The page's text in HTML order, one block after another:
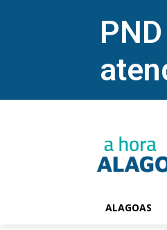
ALAGOAS